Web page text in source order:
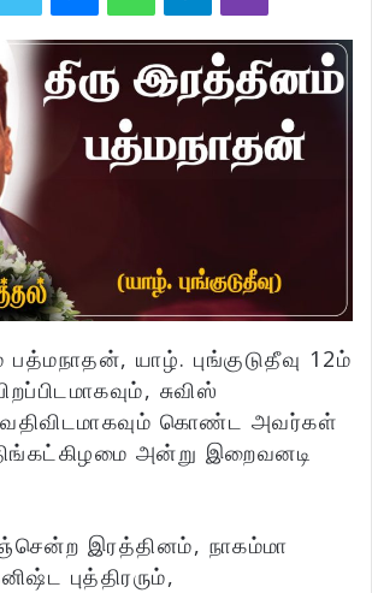
பத்மநாதன், யாழ். புங்குடுதீவு 12ம்
சுவிஸ்
கொண்ட அவர்கள்
அன்று இறைவனடி
இரத்தினம், நாகம்மா
புத்திரரும்,